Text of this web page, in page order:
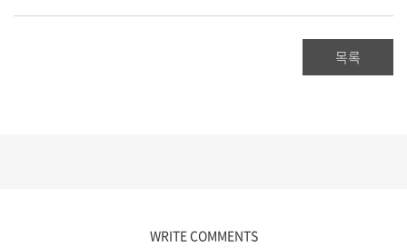
목록
WRITE COMMENTS